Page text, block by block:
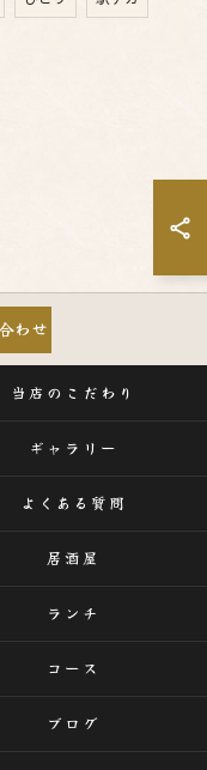
わせ
当店のこだわり
ギャラリー
よくある質問
居酒屋
ランチ
コース
ブログ